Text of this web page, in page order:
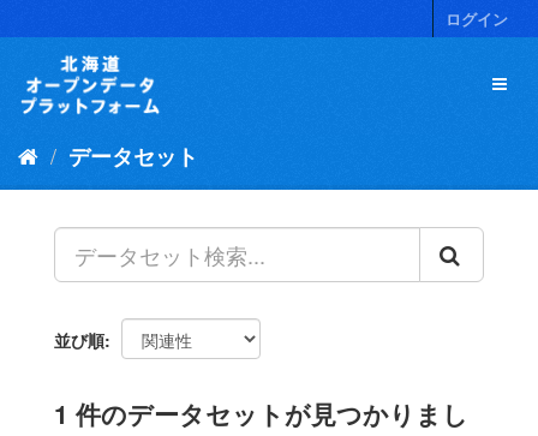
キ
ログイン
データセット
並び順
1 件のデータセットが見つかりまし